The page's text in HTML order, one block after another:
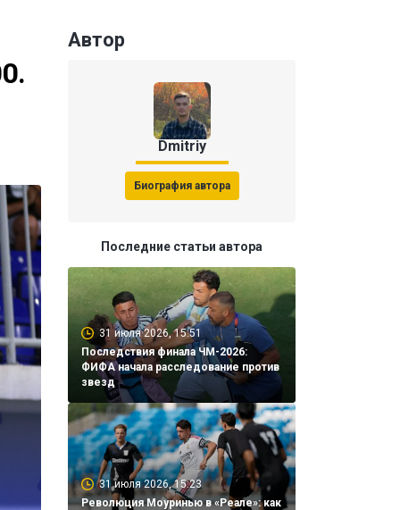
Автор
Dmitriy
Биография автора
Последние статьи автора
31 июля 2026, 15:51
Последствия финала ЧМ-2026:
ФИФА начала расследование против
звезд
31 июля 2026, 15:23
Революция Моуринью в «Реале»: как